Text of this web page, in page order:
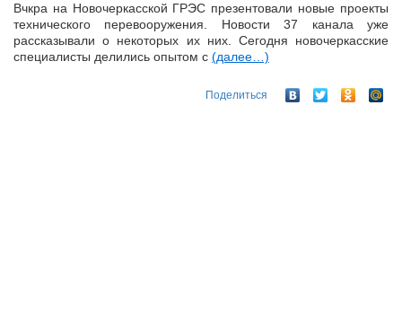
Вчкра на Новочеркасской ГРЭС презентовали новые проекты
технического перевооружения. Новости 37 канала уже
рассказывали о некоторых их них. Сегодня новочеркасские
специалисты делились опытом с (далее…)
Поделиться